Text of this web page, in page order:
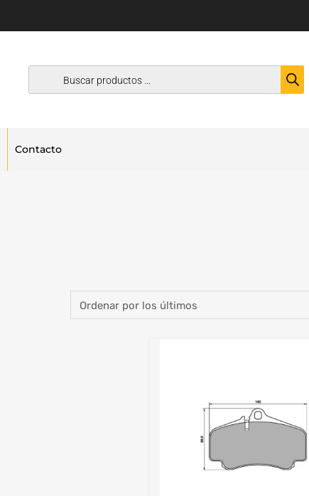
Contacto